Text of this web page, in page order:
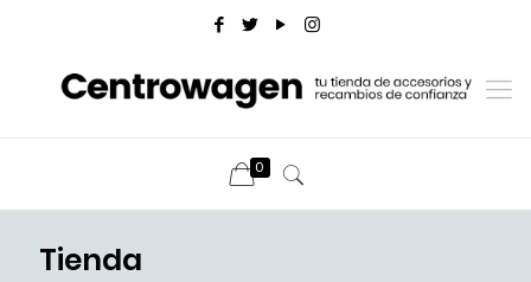
0
Tienda